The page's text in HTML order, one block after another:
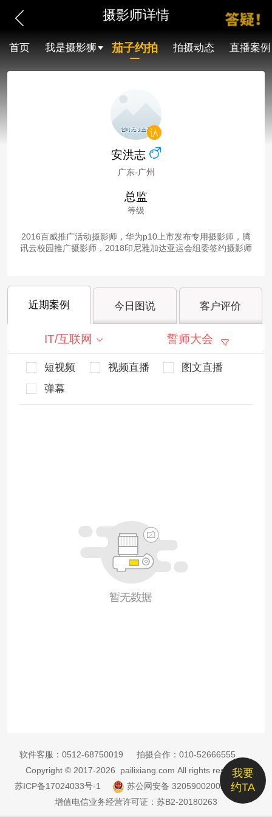
摄影师详情
首页 我是摄影狮 茄子约拍 拍摄动态 直播案例
安洪志
广东-广州
总监
等级
2016百威推广活动摄影师，华为p10上市发布专用摄影师，腾
讯云校园推广摄影师，2018印尼雅加达亚运会组委签约摄影师
近期案例 今日图说 客户评价
IT/互联网 誓师大会
短视频 视频直播
图文直播
弹幕
我要
约TA
软件客服： 0512-68750019 拍摄合作： 010-52666555
Copyright © 2017-2026 pailixiang.com All rights reserved
苏ICP备17024033号-1
苏公网安备 32059002002885号
增值电信业务经营许可证：苏B2-20180263